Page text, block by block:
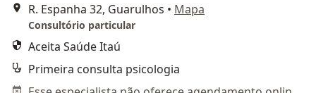
R. Espanha 32, Guarulhos • Mapa
Consultório particular
Aceita Saúde Itaú
Primeira consulta psicologia